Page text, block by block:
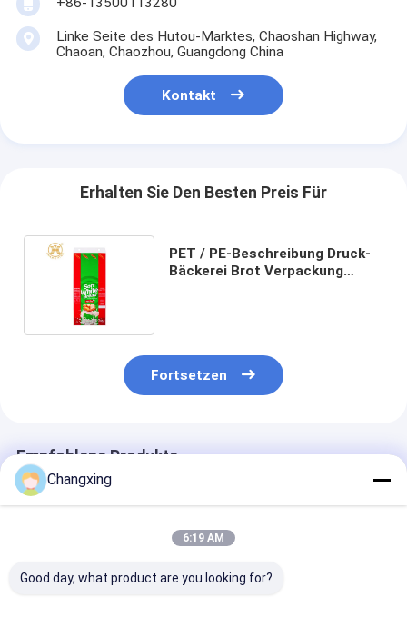
Linke Seite des Hutou-Marktes, Chaoshan Highway,
Chaoan, Chaozhou, Guangdong China
Kontakt
Erhalten Sie Den Besten Preis Für
PET / PE-Beschreibung Druck-
Bäckerei Brot Verpackung
Fortsetzen
Empfohlene Produkte
Changxing
6:19 AM
Good day, what product are you looking for?